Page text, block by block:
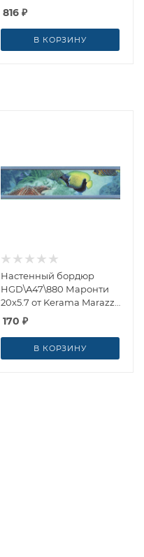
20x60 от Kerama Marazzi
816 ₽
В КОРЗИНУ
Настенный бордюр
HGD\A47\880 Маронти
20x5.7 от Kerama Marazzi
(Россия)
170 ₽
В КОРЗИНУ